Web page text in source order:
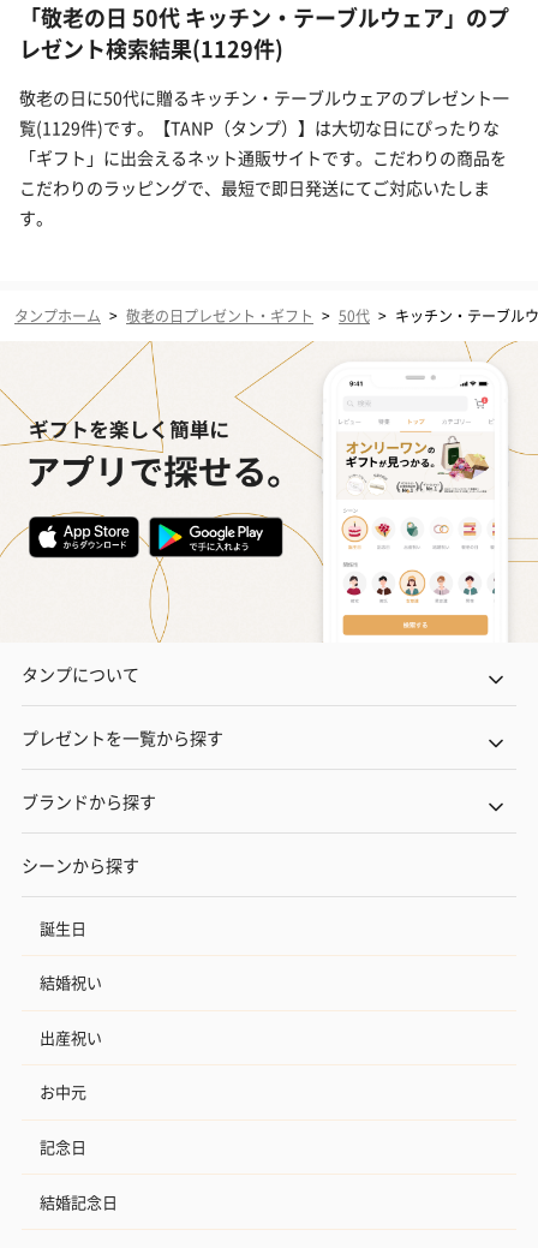
「敬老の日 50代 キッチン・テーブルウェア」のプ
レゼント検索結果(1129件)
敬老の日に50代に贈るキッチン・テーブルウェアのプレゼント一
覧(1129件)です。【TANP（タンプ）】は大切な日にぴったりな
「ギフト」に出会えるネット通販サイトです。こだわりの商品を
こだわりのラッピングで、最短で即日発送にてご対応いたしま
す。
タンプホーム > 敬老の日プレゼント・ギフト > 50代 > キッチン・テーブル
タンプについて
プレゼントを一覧から探す
ブランドから探す
シーンから探す
誕生日
結婚祝い
出産祝い
お中元
記念日
結婚記念日